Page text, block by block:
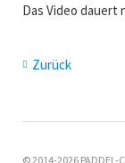
Das Video dauert
Zurück
© 2014-2026 PADDEL-